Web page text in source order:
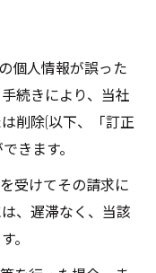
個人情報が誤った
続きにより、当社
削除(以下、「訂正
きます。
受けてその請求に
、遅滞なく、当該
。